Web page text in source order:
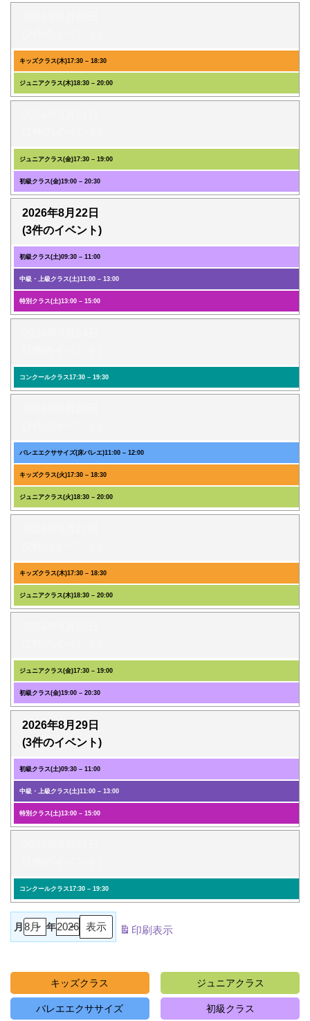
キッズクラス(木)17:30 – 18:30
ジュニアクラス(木)18:30 – 20:00
ジュニアクラス(金)17:30 – 19:00
初級クラス(金)19:00 – 20:30
2026年8月22日
(3件のイベント)
初級クラス(土)09:30 – 11:00
中級・上級クラス(土)11:00 – 13:00
特別クラス(土)13:00 – 15:00
コンクールクラス17:30 – 19:30
バレエエクササイズ(床バレエ)11:00 – 12:00
キッズクラス(火)17:30 – 18:30
ジュニアクラス(火)18:30 – 20:00
キッズクラス(木)17:30 – 18:30
ジュニアクラス(木)18:30 – 20:00
ジュニアクラス(金)17:30 – 19:00
初級クラス(金)19:00 – 20:30
2026年8月29日
(3件のイベント)
初級クラス(土)09:30 – 11:00
中級・上級クラス(土)11:00 – 13:00
特別クラス(土)13:00 – 15:00
コンクールクラス17:30 – 19:30
月 年 印刷表示
キッズクラス ジュニアクラス
バレエエクササイズ 初級クラス